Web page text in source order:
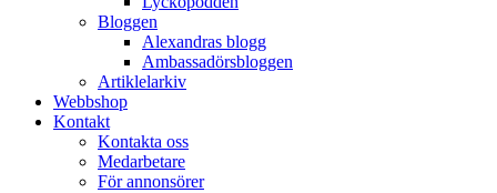
Bloggen
Alexandras blogg
Ambassadörsbloggen
Artiklelarkiv
Webbshop
Kontakt
Kontakta oss
Medarbetare
För annonsörer